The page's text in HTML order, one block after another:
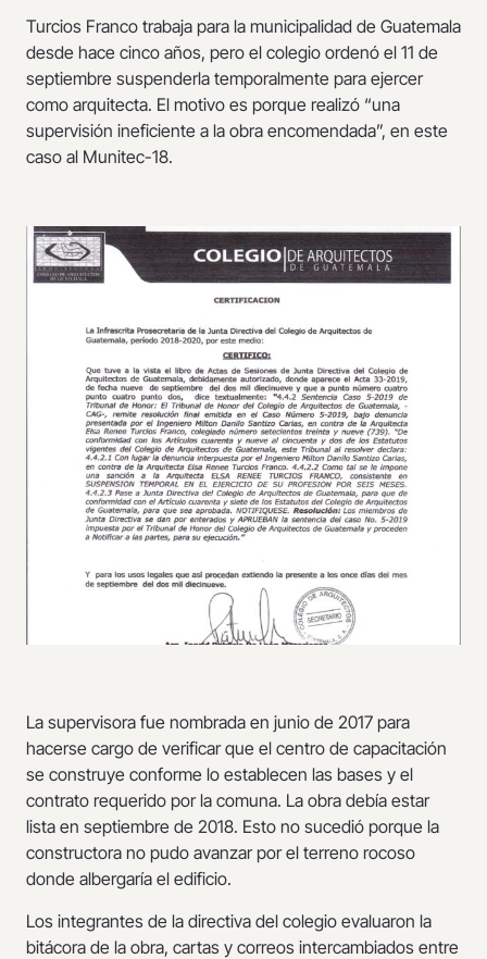
Turcios Franco trabaja para la municipalidad de Guatemala
desde hace cinco años, pero el colegio ordenó el 11 de
septiembre suspenderla temporalmente para ejercer
como arquitecta. El motivo es porque realizó “una
supervisión ineficiente a la obra encomendada”, en este
caso al Munitec-18.
La supervisora fue nombrada en junio de 2017 para
hacerse cargo de verificar que el centro de capacitación
se construye conforme lo establecen las bases y el
contrato requerido por la comuna. La obra debía estar
lista en septiembre de 2018. Esto no sucedió porque la
constructora no pudo avanzar por el terreno rocoso
donde albergaría el edificio.
Los integrantes de la directiva del colegio evaluaron la
bitácora de la obra, cartas y correos intercambiados entre